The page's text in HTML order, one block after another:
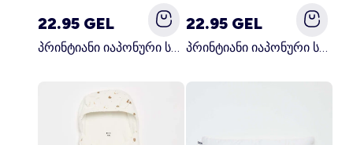
22.95 GEL
პრინტიანი იაპონური სამზარეულოს წინსაფარი მწვანე
22.95 GEL
პრინტიანი იაპონური სამზარეულოს წინსაფარი ვარდისფერი